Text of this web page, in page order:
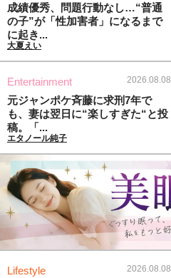
成績優秀、問題行動なし…“普通
の子”が「性加害者」になるまで
に起き...
大夏えい
Entertainment 2026.08.08
元ジャンポケ斉藤に求刑7年で
も、妻は翌日に“楽しすぎた“と投
稿。「...
エタノール純子
Lifestyle 2026.08.08